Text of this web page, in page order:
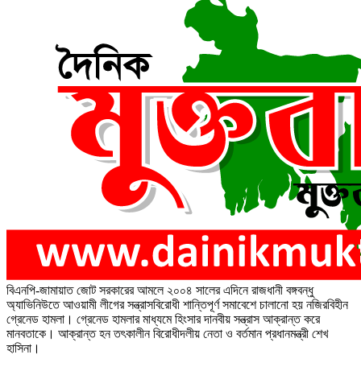
বিএনপি-জামায়াত জোট সরকারের আমলে ২০০৪ সালের এদিনে রাজধানী বঙ্গবন্ধু
অ্যাভিনিউতে আওয়ামী লীগের সন্ত্রাসবিরোধী শান্তিপূর্ণ সমাবেশে চালানো হয় নজিরবিহীন
গ্রেনেড হামলা। গ্রেনেড হামলার মাধ্যমে হিংসার দানবীয় সন্ত্রাস আক্রান্ত করে
মানবতাকে। আক্রান্ত হন তৎকালীন বিরোধীদলীয় নেতা ও বর্তমান প্রধানমন্ত্রী শেখ
হাসিনা।